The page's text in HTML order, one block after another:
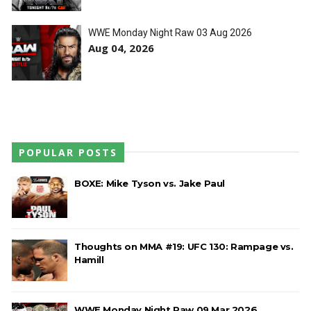
TENSÃO NO RAW: LA Knight confronta Roman
Reigns e exige combate pelo World
Heavyweight Championship
Brie Bella
versão feminina dos The Shield
SCSA867-Aug 04 2026
WWE Monday Night Raw 03 Aug 2026
Aug 04, 2026
POPULAR POSTS
BOXE: Mike Tyson vs. Jake Paul
Thoughts on MMA #19: UFC 130: Rampage vs.
Hamill